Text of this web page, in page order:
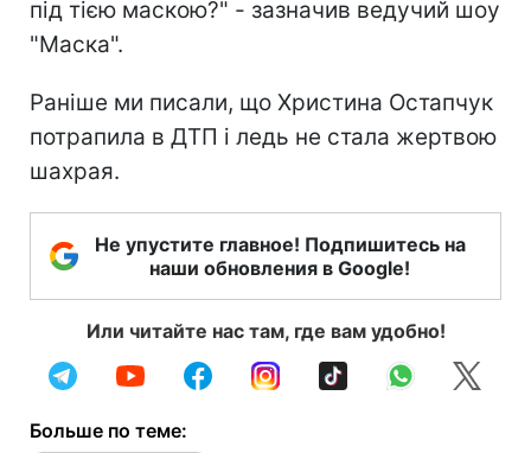
під тією маскою?" - зазначив ведучий шоу
"Маска".
Раніше ми писали, що Христина Остапчук
потрапила в ДТП і ледь не стала жертвою
шахрая.
Не упустите главное! Подпишитесь на
наши обновления в Google!
Или читайте нас там, где вам удобно!
Больше по теме: